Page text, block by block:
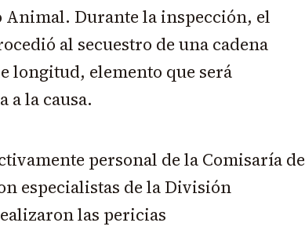
Durante la inspección, el
al secuestro de una cadena
longitud, elemento que será
a la causa.
personal de la Comisaría de
especialistas de la División
las pericias